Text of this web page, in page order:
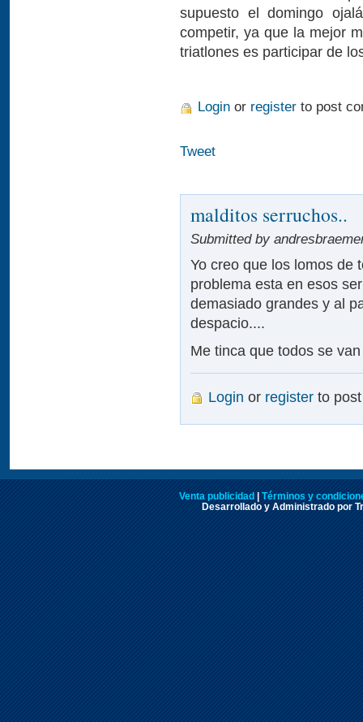
supuesto el domingo
competir, ya que la mejor
triatlones es participar de
Login or register to post
Tweet
malditos serruchos..
Submitted by
Yo creo que los lomos de
problema esta en esos
demasiado grandes y al
despacio....
Me tinca que todos se
Login or register to
Venta publicidad | Términos y
Desarrollado y Administrado por